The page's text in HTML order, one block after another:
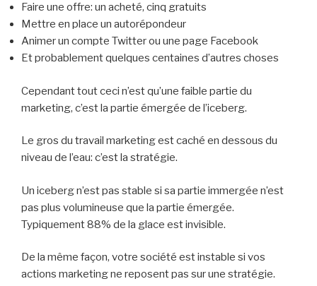
Faire une offre: un acheté, cinq gratuits
Mettre en place un autorépondeur
Animer un compte Twitter ou une page Facebook
Et probablement quelques centaines d’autres choses
Cependant tout ceci n’est qu’une faible partie du
marketing, c’est la partie émergée de l’iceberg.
Le gros du travail marketing est caché en dessous du
niveau de l’eau: c’est la stratégie.
Un iceberg n’est pas stable si sa partie immergée n’est
pas plus volumineuse que la partie émergée.
Typiquement 88% de la glace est invisible.
De la même façon, votre société est instable si vos
actions marketing ne reposent pas sur une stratégie.